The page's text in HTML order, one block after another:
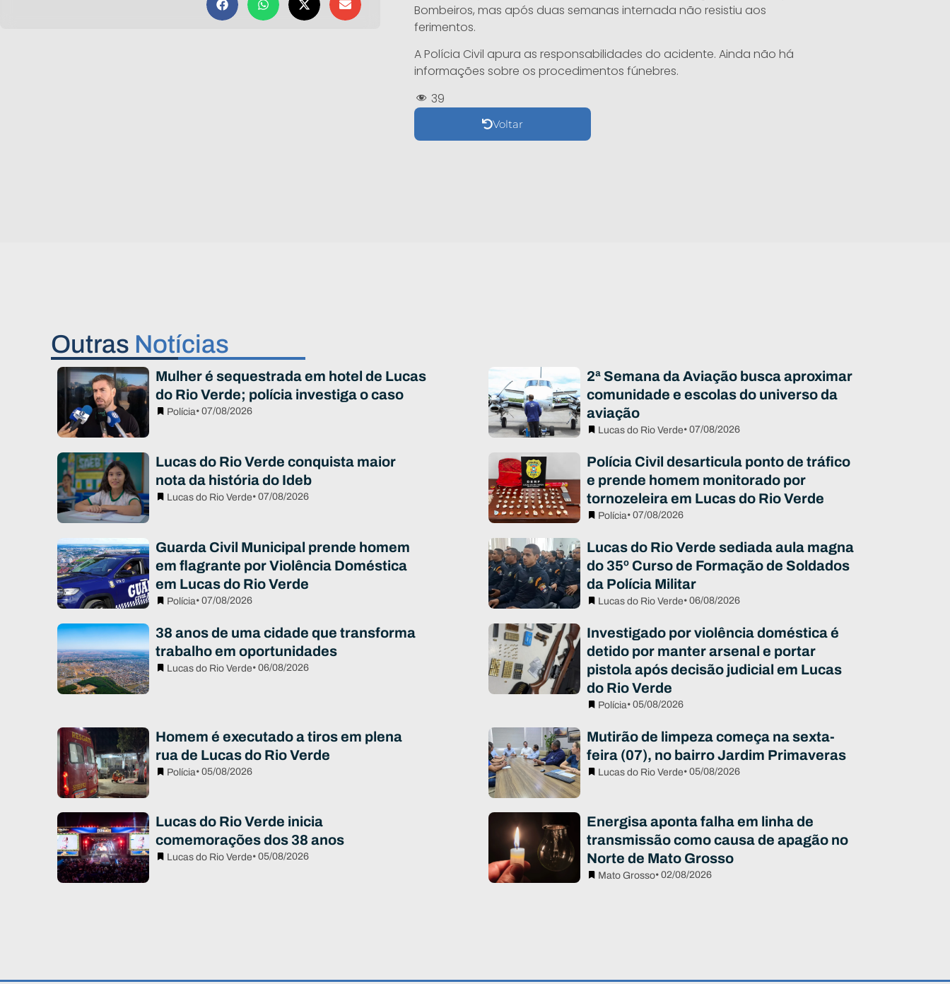
Bombeiros, mas após duas semanas internada não resistiu aos
ferimentos.
A Polícia Civil apura as responsabilidades do acidente. Ainda não há
informações sobre os procedimentos fúnebres.
39
Voltar
Outras Notícias
Mulher é sequestrada em hotel de Lucas
do Rio Verde; polícia investiga o caso
Polícia• 07/08/2026
2ª Semana da Aviação busca aproximar
comunidade e escolas do universo da
aviação
Lucas do Rio Verde• 07/08/2026
Lucas do Rio Verde conquista maior
nota da história do Ideb
Lucas do Rio Verde• 07/08/2026
Polícia Civil desarticula ponto de tráfico
e prende homem monitorado por
tornozeleira em Lucas do Rio Verde
Polícia• 07/08/2026
Guarda Civil Municipal prende homem
em flagrante por Violência Doméstica
em Lucas do Rio Verde
Polícia• 07/08/2026
Lucas do Rio Verde sediada aula magna
do 35º Curso de Formação de Soldados
da Polícia Militar
Lucas do Rio Verde• 06/08/2026
38 anos de uma cidade que transforma
trabalho em oportunidades
Lucas do Rio Verde• 06/08/2026
Investigado por violência doméstica é
detido por manter arsenal e portar
pistola após decisão judicial em Lucas
do Rio Verde
Polícia• 05/08/2026
Homem é executado a tiros em plena
rua de Lucas do Rio Verde
Polícia• 05/08/2026
Mutirão de limpeza começa na sexta-
feira (07), no bairro Jardim Primaveras
Lucas do Rio Verde• 05/08/2026
Lucas do Rio Verde inicia
comemorações dos 38 anos
Lucas do Rio Verde• 05/08/2026
Energisa aponta falha em linha de
transmissão como causa de apagão no
Norte de Mato Grosso
Mato Grosso• 02/08/2026